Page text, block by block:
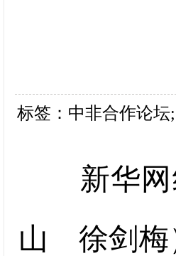
标签：中非合作论
新华网约
山 徐剑梅